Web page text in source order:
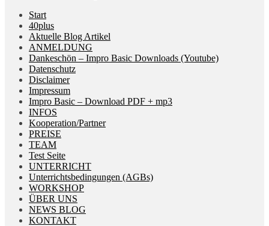
Start
40plus
Aktuelle Blog Artikel
ANMELDUNG
Dankeschön – Impro Basic Downloads (Youtube)
Datenschutz
Disclaimer
Impressum
Impro Basic – Download PDF + mp3
INFOS
Kooperation/Partner
PREISE
TEAM
Test Seite
UNTERRICHT
Unterrichtsbedingungen (AGBs)
WORKSHOP
ÜBER UNS
NEWS BLOG
KONTAKT